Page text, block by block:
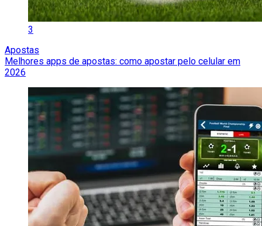
3
Apostas
Melhores apps de apostas: como apostar pelo celular em
2026